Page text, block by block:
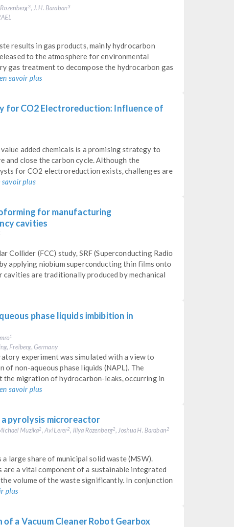
3, J. H. Baraban3
results in gas products, mainly hydrocarbon
to the atmosphere for environmental
gas treatment to decompose the hydrocarbon gas
en savoir plus
for CO2 Electroreduction: Influence of
added chemicals is a promising strategy to
and close the carbon cycle. Although the
for CO2 electroreduction exists, challenges are
savoir plus
for manufacturing
cavities
Collider (FCC) study, SRF (Superconducting Radio
applying niobium superconducting thin films onto
are traditionally produced by mechanical
phase liquids imbibition in
1
Freiberg, Germany
experiment was simulated with a view to
non-aqueous phase liquids (NAPL). The
migration of hydrocarbon-leaks, occurring in
en savoir plus
pyrolysis microreactor
Muzika2, Avi Lerer2, Illya Rozenberg2, Joshua H. Baraban2
large share of municipal solid waste (MSW).
are a vital component of a sustainable integrated
volume of the waste significantly. In conjunction
plus
a Vacuum Cleaner Robot Gearbox